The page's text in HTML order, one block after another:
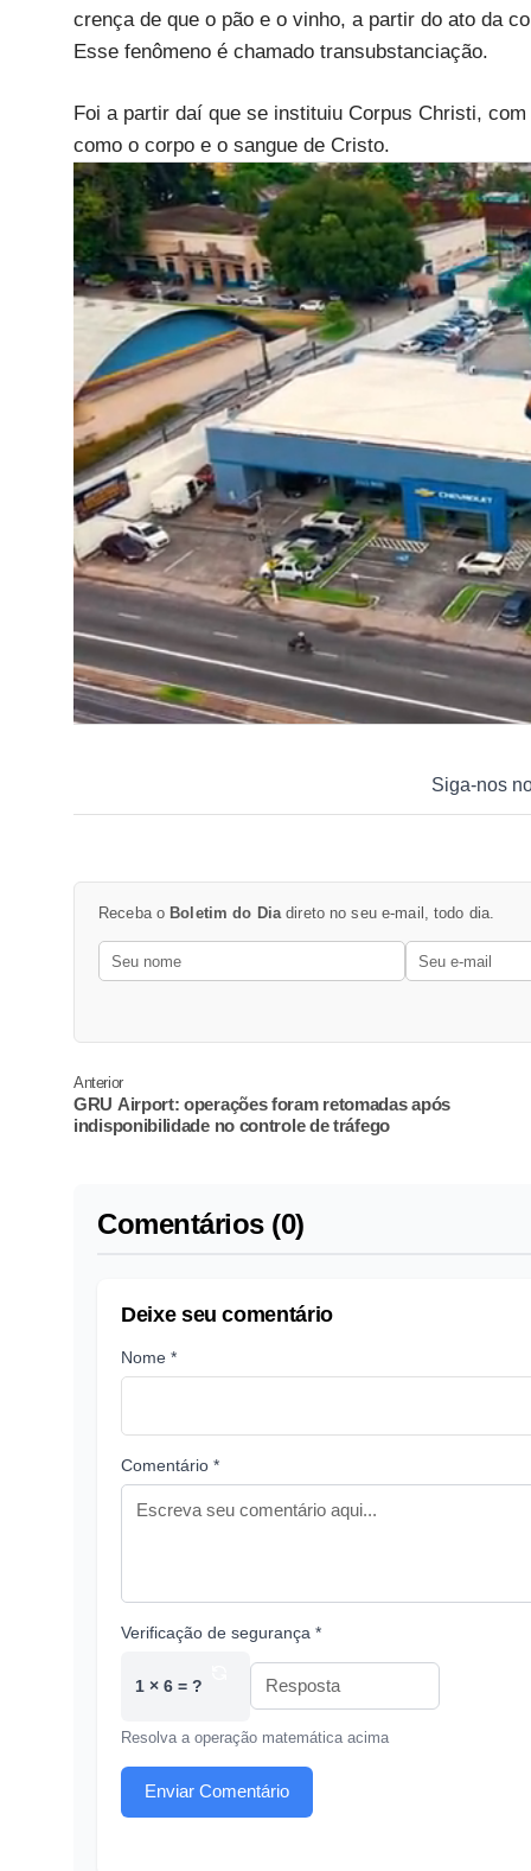
crença de que o pão e o vinho, a partir do ato da
Esse fenômeno é chamado transubstanciação.
Foi a partir daí que se instituiu Corpus Christi,
como o corpo e o sangue de Cristo.
Siga-nos
Receba o Boletim do Diadireto no seu e-mail, todo dia.
Anterior
GRU Airport: operações foram retomadas após
indisponibilidade no controle de tráfego
Comentários (0)
Deixe seu comentário
Nome *
Comentário *
Verificação de segurança *
1 × 6 = ?
Resolva a operação matemática acima
Enviar Comentário